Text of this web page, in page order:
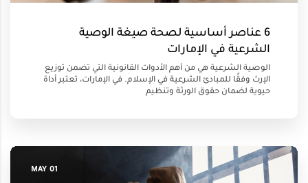
6 عناصر أساسية لصحة صيغة الوصية
الشرعية في الإمارات
الوصية الشرعية هي من أهم الأدوات القانونية التي تضمن توزيع
الإرث وفقًا للمبادئ الشرعية في الإسلام. في الإمارات، تعتبر أداة
حيوية لضمان حقوق الورثة وتنظيم
01 MAY